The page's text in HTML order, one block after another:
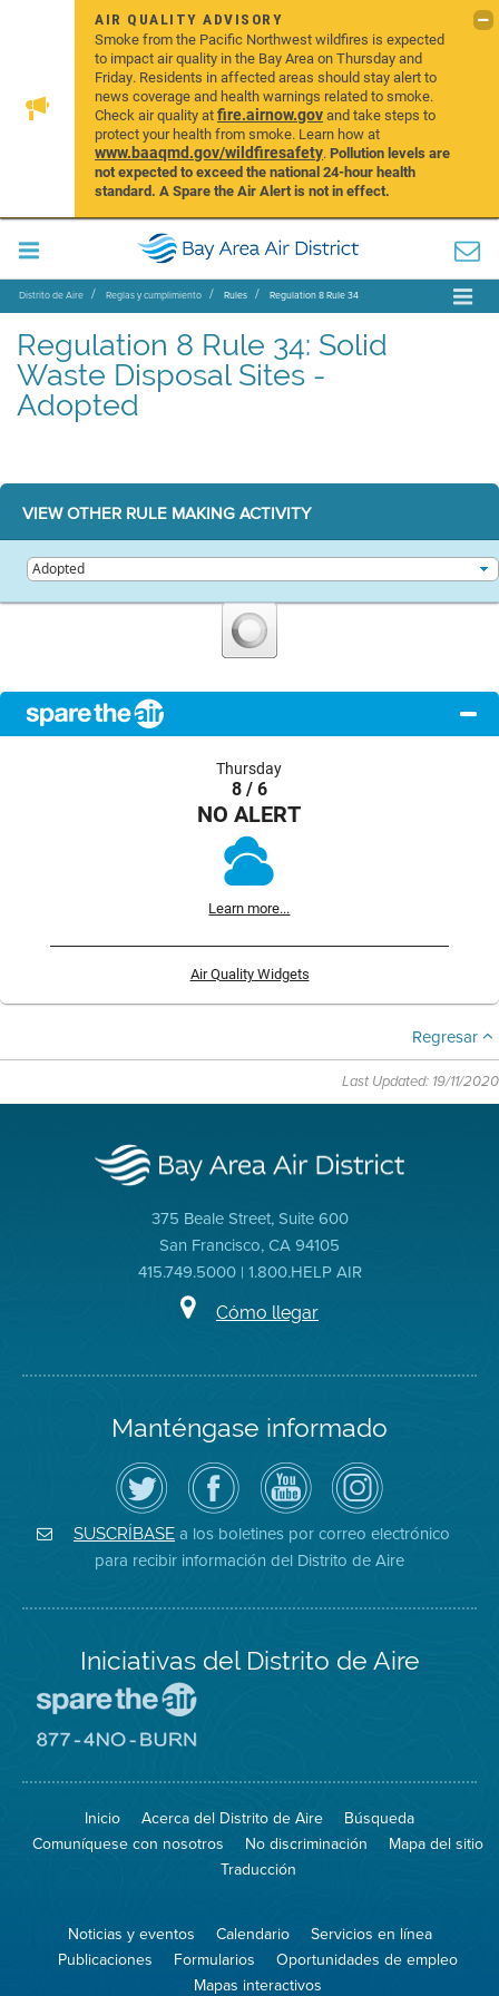
AIR QUALITY ADVISORY
Smoke from the Pacific Northwest wildfires is expected
to impact air quality in the Bay Area on Thursday and
Friday. Residents in affected areas should stay alert to
news coverage and health warnings related to smoke.
Check air quality atfire.airnow.govand take steps to
protect your health from smoke. Learn how at
www.baaqmd.gov/wildfiresafety.Pollution levels are
not expected to exceed the national 24-hour health
standard. A Spare the Air Alert is not in effect.
Distrito de Aire Reglas y cumplimiento Rules Regulation 8 Rule 34
Regulation 8 Rule 34: Solid
Waste Disposal Sites -
Adopted
VIEW OTHER RULE MAKING ACTIVITY
Thursday
8 / 6
NO ALERT
Learn more...
Air Quality Widgets
Regresar
Last Updated: 19/11/2020
375 Beale Street, Suite 600
San Francisco, CA 94105
415.749.5000 | 1.800.HELP AIR
Cómo llegar
Manténgase informado
Siga
el
Distrito
de
Aire
en
Twitter
Visite
la
página
de
Facebook
del
Distrito
Canal
de
YouTube
del
Distrito
de
Aire
Air
District
on
Instagram
SUSCRÍBASE a los boletines por correo electrónico
para recibir información del Distrito de Aire
Iniciativas del Distrito de Aire
Spare
Air
el
aire)
sitio
8774
Burn
Inicio Acerca del Distrito de Aire
Búsqueda
Comuníquese con nosotros
No discriminación
Mapa del sitio
Traducción
Noticias y eventos Calendario
Servicios en línea
Publicaciones
Formularios
Oportunidades de empleo
Mapas interactivos